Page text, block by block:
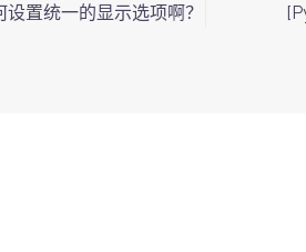
置统一的显示选项啊？